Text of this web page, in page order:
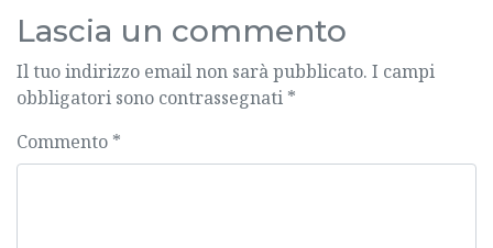
Lascia un commento
Il tuo indirizzo email non sarà pubblicato. I campi
obbligatori sono contrassegnati *
Commento *